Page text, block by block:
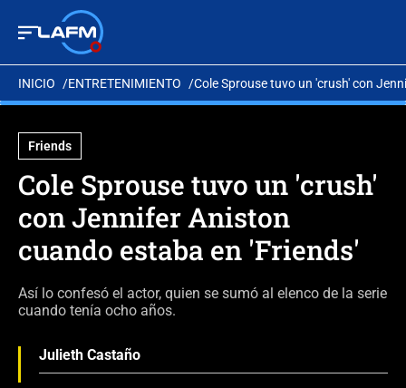
INICIO ENTRETENIMIENTO Cole Sprouse tuvo un 'crush' con
Friends
Cole Sprouse tuvo un 'crush'
con Jennifer Aniston
cuando estaba en 'Friends'
Así lo confesó el actor, quien se sumó al elenco de la serie
cuando tenía ocho años.
Julieth Castaño